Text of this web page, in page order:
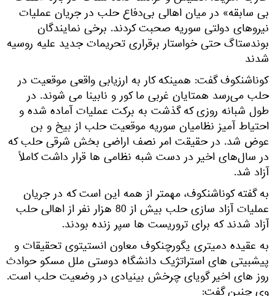
بی سابقه» در میان اهالی بی‌دفاع حلب در جریان عملیات
نیروهای دولتی سوریه صحبت کردند. برخی نمایندگان
بوندستاگ حتی خواستار برقراری تحریمات جدید علیه روسیه
شدند
کوناشنکوف گفت: همینکه کار به ارزیابی واقعی موقعیت در
حلب می‌رسد همتایان غربی ما کور و نابینا می شوند. در
طول شبانه روزی که گذشت به برکت عملیات آماده شده و
احتیاط آمیز نظامیان سوریه موقعیت حلب از بیخ و بن
عوض شد. در حقیقت امر نصف اراضی بخش شرقی حلب که
در سال‌های اخیر در دست شبه نظامی ها قرار داشت کاملاً
آزاد شد.
به گفته کوناشنکوف، مهمتر از همه این است که در جریان
عملیات آزاد سازی حلب بیش از 80 هزار نفر از اهالی حلب
آزاد شدند که برای تروریست ها سپر زنده بودند.
به عقیده دمیتری یگورچنکوف معاون انستیتوی تحقیقات و
پیشبیتی های استراتژیک دانشگاه دوستی ملل مسکو حوادث
روز های اخیر گویای چرخش بینیادی در وضعیت حلب است.